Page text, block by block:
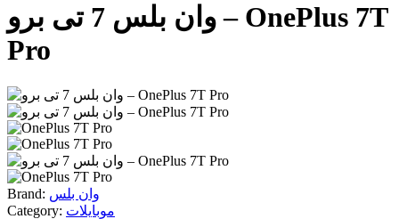
وان بلس 7 تى برو – OnePlus 7T
Pro
Brand: وان بلس
Category: موبايلات